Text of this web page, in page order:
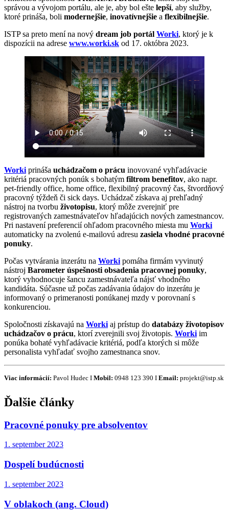
správou a vývojom portálu, ale je, aby bol ešte lepší, aby služby,
ktoré prináša, boli modernejšie, inovatívnejšie a flexibilnejšie.
ISTP sa preto mení na nový dream job portál Worki, ktorý je k
dispozícii na adrese www.worki.sk od 17. októbra 2023.
Worki prináša uchádzačom o prácu inovované vyhľadávacie
kritériá pracovných ponúk s bohatým filtrom benefitov, ako napr.
pet-friendly office, home office, flexibilný pracovný čas, štvordňový
pracovný týždeň či sick days. Uchádzač získava aj prehľadný
nástroj na tvorbu životopisu, ktorý môže zverejniť pre
registrovaných zamestnávateľov hľadajúcich nových zamestnancov.
Pri nastavení preferencií ohľadom pracovného miesta mu Worki
automaticky na zvolenú e-mailovú adresu zasiela vhodné pracovné
ponuky.
Počas vytvárania inzerátu na Worki pomáha firmám vyvinutý
nástroj Barometer úspešnosti obsadenia pracovnej ponuky,
ktorý vyhodnocuje šancu zamestnávateľa nájsť vhodného
kandidáta. Súčasne už počas zadávania údajov do inzerátu je
informovaný o primeranosti ponúkanej mzdy v porovnaní s
konkurenciou.
Spoločnosti získavajú na Worki aj prístup do databázy životopisov
uchádzačov o prácu, ktorí zverejnili svoj životopis. Worki im
ponúka bohaté vyhľadávacie kritériá, podľa ktorých si môže
personalista vyhľadať svojho zamestnanca snov.
Viac informácií: Pavol Hudec I Mobil: 0948 123 390 I Email: projekt@istp.sk
Ďalšie články
Pracovné ponuky pre absolventov
1. september 2023
Dospelí budúcnosti
1. september 2023
V oblakoch (ang. Cloud)